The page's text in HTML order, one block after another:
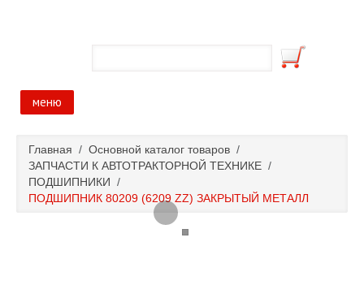
меню
Основной каталог товаров
Главная / Основной каталог товаров /
ЗАПЧАСТИ К АВТОТРАКТОРНОЙ ТЕХНИКЕ /
ПОДШИПНИКИ /
ПОДШИПНИК 80209 (6209 ZZ) ЗАКРЫТЫЙ МЕТАЛЛ